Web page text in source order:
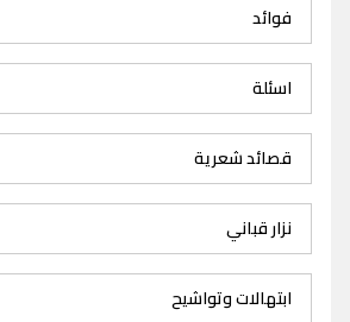
فوائد
اسئلة
قصائد شعرية
نزار قباني
ابتهالات وتواشيح